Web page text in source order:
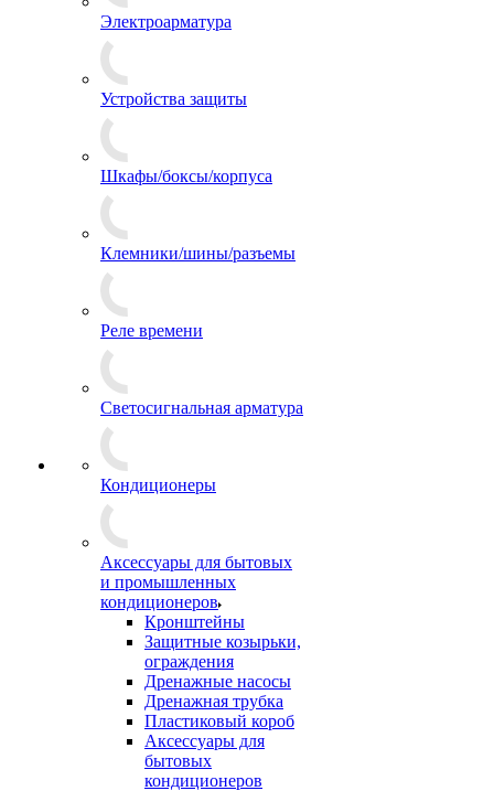
Электроарматура
Устройства защиты
Шкафы/боксы/корпуса
Клемники/шины/разъемы
Реле времени
Светосигнальная арматура
Кондиционеры
Аксессуары для бытовых
и промышленных
кондиционеров
Кронштейны
Защитные козырьки,
ограждения
Дренажные насосы
Дренажная трубка
Пластиковый короб
Аксессуары для
бытовых
кондиционеров